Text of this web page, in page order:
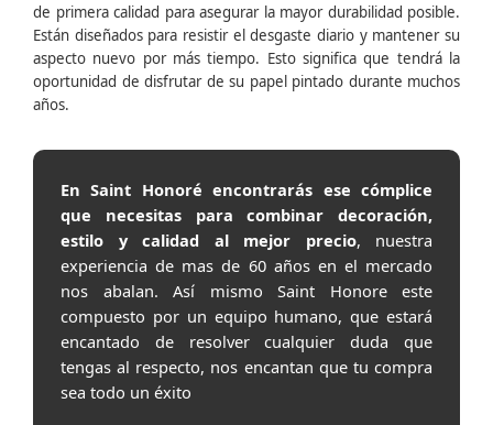
de primera calidad para asegurar la mayor durabilidad posible.
Están diseñados para resistir el desgaste diario y mantener su
aspecto nuevo por más tiempo. Esto significa que tendrá la
oportunidad de disfrutar de su papel pintado durante muchos
años.
En Saint Honoré encontrarás ese cómplice
que necesitas para combinar decoración,
estilo y calidad al mejor precio, nuestra
experiencia de mas de 60 años en el mercado
nos abalan. Así mismo Saint Honore este
compuesto por un equipo humano, que estará
encantado de resolver cualquier duda que
tengas al respecto, nos encantan que tu compra
sea todo un éxito